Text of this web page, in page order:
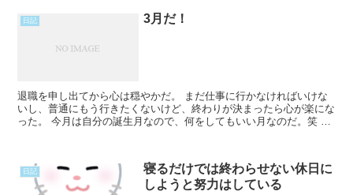
日記 3月だ！
退職を申し出てから心は穏やかだ。 まだ仕事に行かなければいけな
いし、普通にもう行きたくないけど、終わりが決まったら心が楽にな
った。 今月は自分の誕生月なので、何をしてもいい月なのだ。笑 無
日記
寝るだけでは終わらせない休日に
しようと努力はしている